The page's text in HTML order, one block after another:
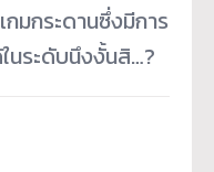
กมกระดานซึ่งมีการ
นระดับนึงงั้นสิ…?